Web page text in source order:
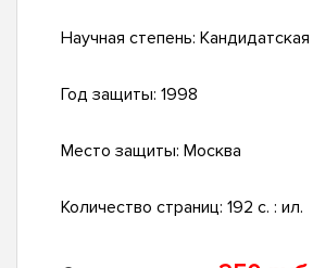
Научная степень: Кандидатская
Год защиты: 1998
Место защиты: Москва
Количество страниц: 192 с. : ил.